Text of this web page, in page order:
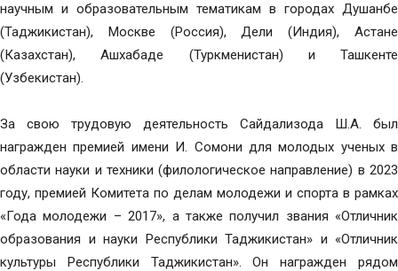
научным и образовательным тематикам в городах Душанбе
(Таджикистан), Москве (Россия), Дели (Индия), Астане
(Казахстан), Ашхабаде (Туркменистан) и Ташкенте
(Узбекистан).
За свою трудовую деятельность Сайдализода Ш.А. был
награжден премией имени И. Сомони для молодых ученых в
области науки и техники (филологическое направление) в 2023
году, премией Комитета по делам молодежи и спорта в рамках
«Года молодежи – 2017», а также получил звания «Отличник
образования и науки Республики Таджикистан» и «Отличник
культуры Республики Таджикистан». Он награжден рядом